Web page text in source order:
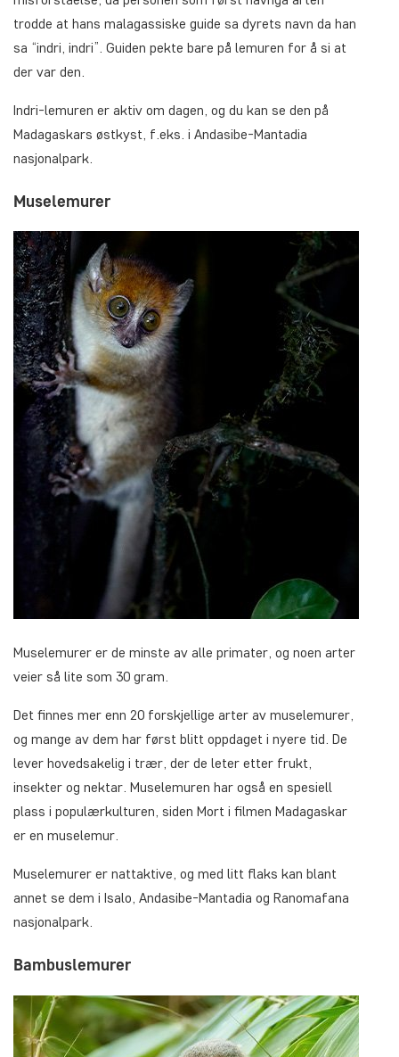
trodde at hans malagassiske guide sa dyrets navn da han
sa “indri, indri”. Guiden pekte bare på lemuren for å si at
der var den.
Indri-lemuren er aktiv om dagen, og du kan se den på
Madagaskars østkyst, f.eks. i Andasibe-Mantadia
nasjonalpark.
Muselemurer
Muselemurer er de minste av alle primater, og noen arter
veier så lite som 30 gram.
Det finnes mer enn 20 forskjellige arter av muselemurer,
og mange av dem har først blitt oppdaget i nyere tid. De
lever hovedsakelig i trær, der de leter etter frukt,
insekter og nektar. Muselemuren har også en spesiell
plass i populærkulturen, siden Mort i filmen Madagaskar
er en muselemur.
Muselemurer er nattaktive, og med litt flaks kan blant
annet se dem i Isalo, Andasibe-Mantadia og Ranomafana
nasjonalpark.
Bambuslemurer